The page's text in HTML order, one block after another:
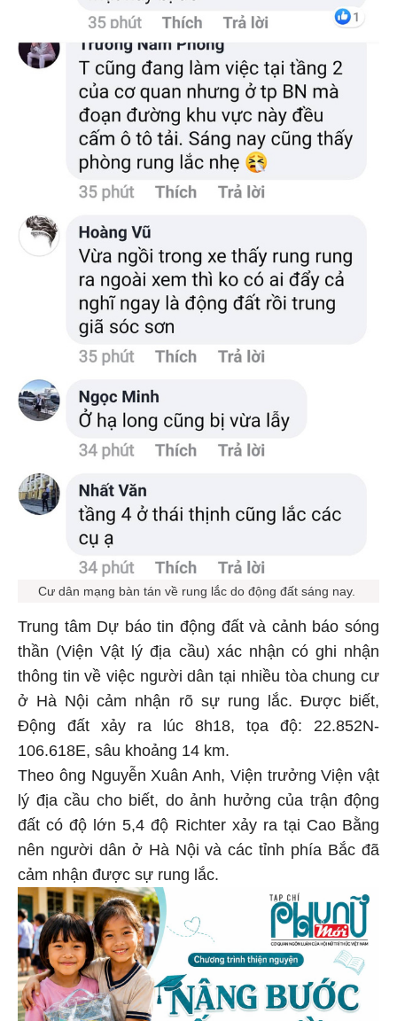
Cư dân mạng bàn tán về rung lắc do động đất sáng nay.
Trung tâm Dự báo tin động đất và cảnh báo sóng
thần (Viện Vật lý địa cầu) xác nhận có ghi nhận
thông tin về việc người dân tại nhiều tòa chung cư
ở Hà Nội cảm nhận rõ sự rung lắc. Được biết,
Động đất xảy ra lúc 8h18, tọa độ: 22.852N-
106.618E, sâu khoảng 14 km.
Theo ông Nguyễn Xuân Anh, Viện trưởng Viện vật
lý địa cầu cho biết, do ảnh hưởng của trận động
đất có độ lớn 5,4 độ Richter xảy ra tại Cao Bằng
nên người dân ở Hà Nội và các tỉnh phía Bắc đã
cảm nhận được sự rung lắc.